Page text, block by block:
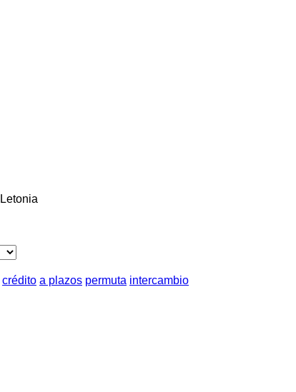
Letonia
crédito a plazos permuta intercambio